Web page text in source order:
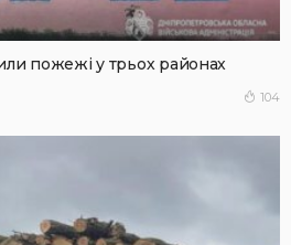
пожежі у трьох районах
104